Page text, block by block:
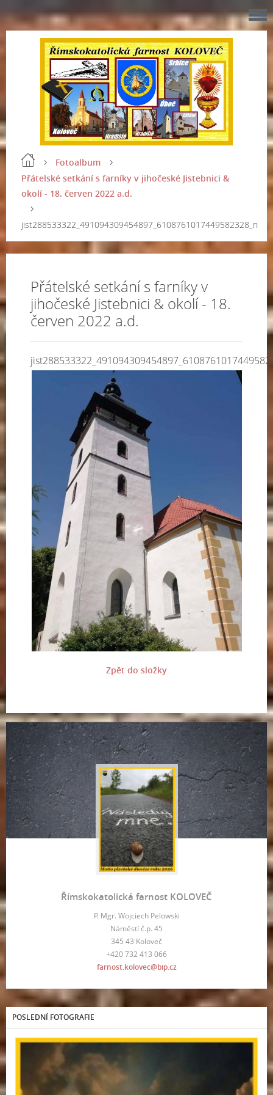
Fotoalbum
Přátelské setkání s farníky v jihočeské Jistebnici &
okolí - 18. červen 2022 a.d.
jist288533322_491094309454897_6108761017449582328_n
Přátelské setkání s farníky v
jihočeské Jistebnici & okolí - 18.
červen 2022 a.d.
Zpět do složky
Římskokatolická farnost KOLOVEČ
P. Mgr. Wojciech Pelowski
Náměstí č.p. 45
345 43 Koloveč
+420 732 413 066
farnost.kolovec@bip.cz
POSLEDNÍ FOTOGRAFIE